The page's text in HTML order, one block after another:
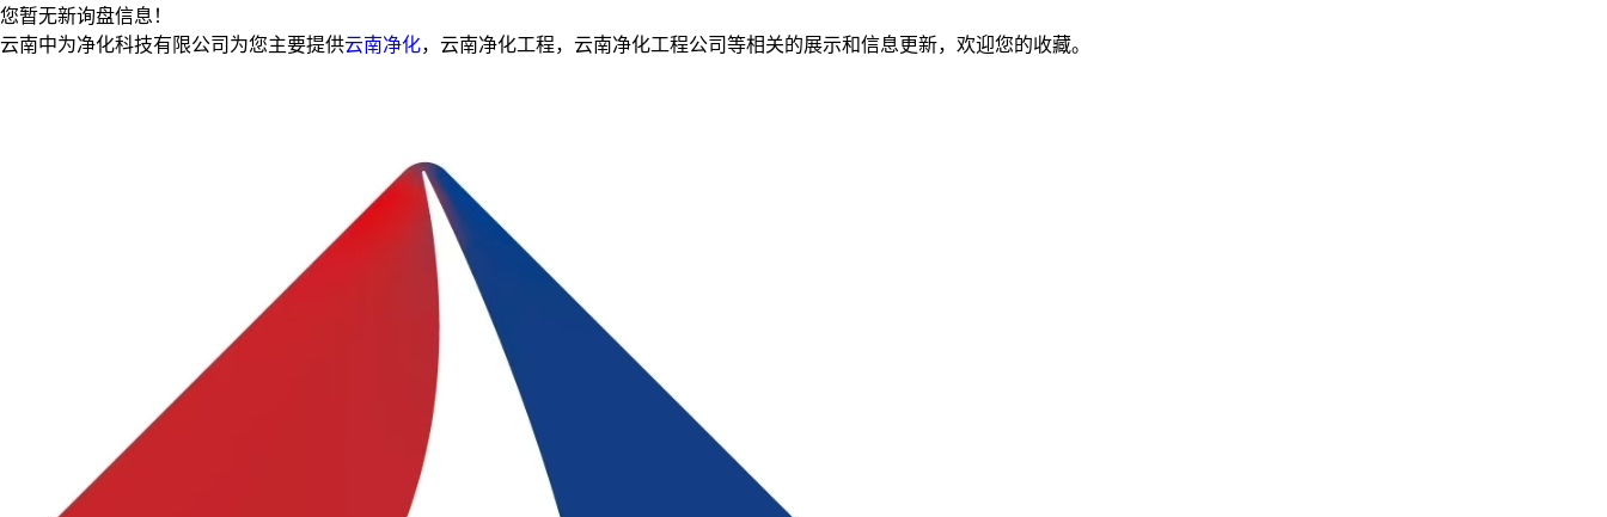
您暂无新询盘信息！
云南中为净化科技有限公司为您主要提供云南净化，云南净化工程，云南净化工程公司等相关的展示和信息更新，欢迎您的收藏。